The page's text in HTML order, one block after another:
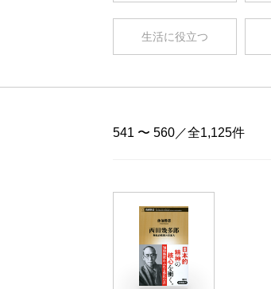
生活に役立つ
541 〜 560／全1,125件